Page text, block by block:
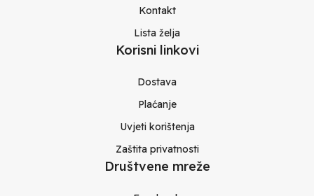
Kontakt
Lista želja
Korisni linkovi
Dostava
Plaćanje
Uvjeti korištenja
Zaštita privatnosti
Društvene mreže